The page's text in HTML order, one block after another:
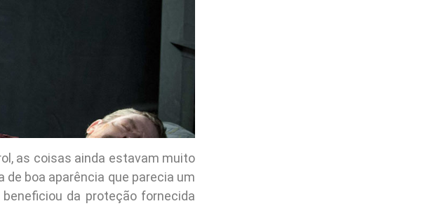
as coisas ainda estavam muito
boa aparência que parecia um
da proteção fornecida